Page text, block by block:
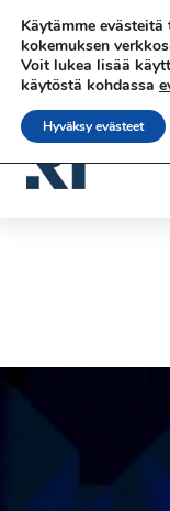
Ota
Käytämme
kokemuksen
Voit lukea lisää
käytöstä kohdassa
Hyväksy evästeet